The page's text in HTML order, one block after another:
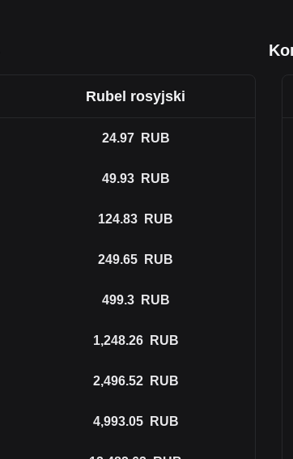
Rubel rosyjski
24.97 RUB
49.93 RUB
124.83 RUB
249.65 RUB
499.3 RUB
1,248.26 RUB
2,496.52 RUB
4,993.05 RUB